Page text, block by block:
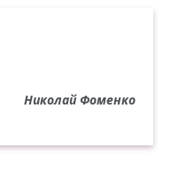
Николай Фоменко